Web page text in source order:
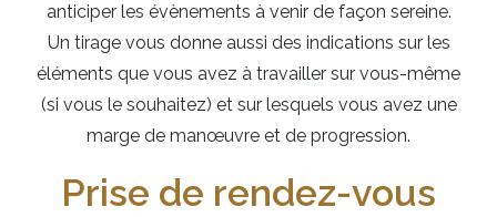
anticiper les évènements à venir de façon sereine.
Un tirage vous donne aussi des indications sur les
éléments que vous avez à travailler sur vous-même
(si vous le souhaitez) et sur lesquels vous avez une
marge de manœuvre et de progression.
Prise de rendez-vous